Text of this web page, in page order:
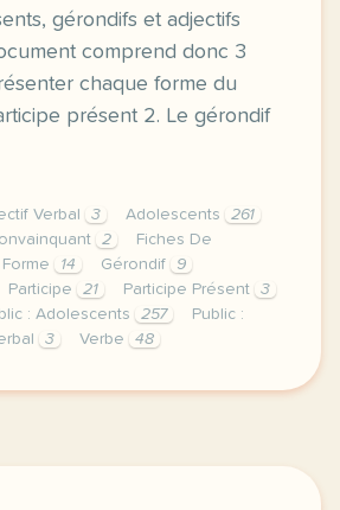
gérondifs et adjectifs
comprend donc 3
chaque forme du
présent 2. Le gérondif
Verbal 3 Adolescents
261
2
Fiches De
Forme 14 Gérondif
9
Participe 21 Participe Présent
3
: Adolescents 257
Public :
3 Verbe 48
convainquant et convaincant